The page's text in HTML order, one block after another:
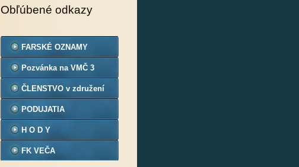
Obľúbené odkazy
FARSKÉ OZNAMY
Pozvánka na VMČ 3
ČLENSTVO v združení
PODUJATIA
H O D Y
FK VEČA